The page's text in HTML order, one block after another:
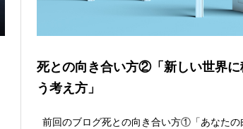
死との向き合い方②「新しい世界に
う考え方」
前回のブログ死との向き合い方①「あなたの